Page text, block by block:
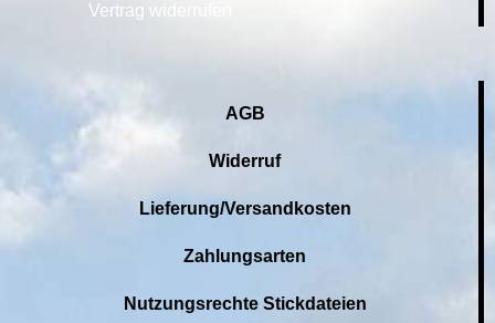
Vertrag widerrufen
AGB
Widerruf
Lieferung/Versandkosten
Zahlungsarten
Nutzungsrechte Stickdateien